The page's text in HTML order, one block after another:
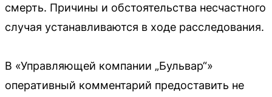
смерть. Причины и обстоятельства несчастного
случая устанавливаются в ходе расследования.
В «Управляющей компании „Бульвар“»
оперативный комментарий предоставить не